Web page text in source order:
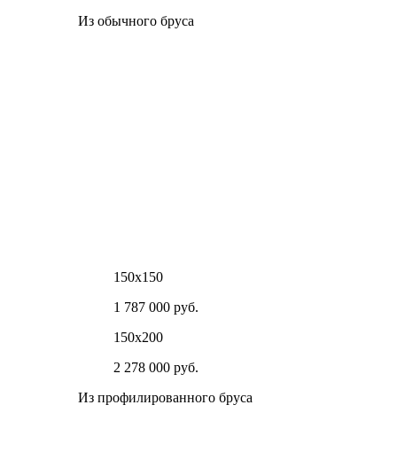
Из обычного бруса
150х150
1 787 000 руб.
150х200
2 278 000 руб.
Из профилированного бруса